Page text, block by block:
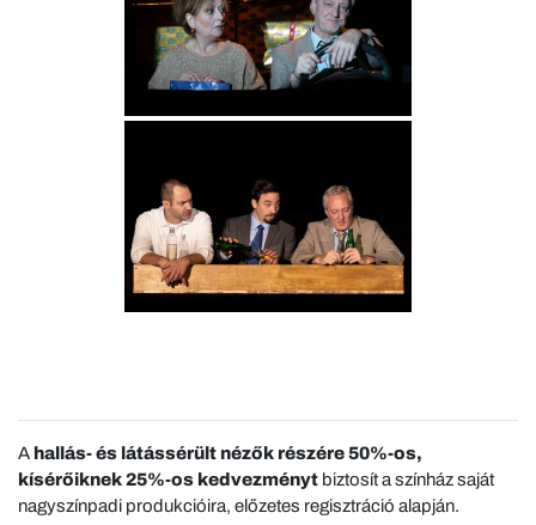
A hallás- és látássérült nézők részére 50%-os,
kísérőiknek 25%-os kedvezményt biztosít a színház saját
nagyszínpadi produkcióira, előzetes regisztráció alapján.